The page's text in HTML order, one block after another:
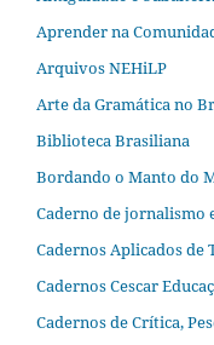
Aprender na
Arquivos NEHiLP
Arte da Gramática no
Biblioteca Brasiliana
Bordando o Manto do
Caderno de jornalismo
Cadernos Aplicados de
Cadernos Cescar
Cadernos de Crítica,